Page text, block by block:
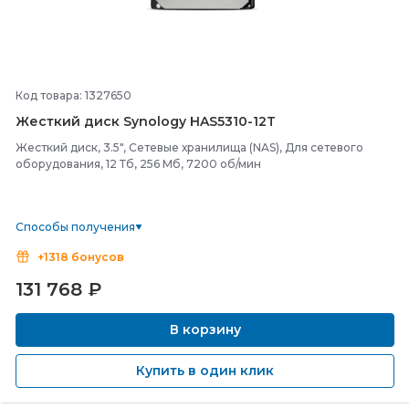
Код товара: 1327650
Жесткий диск Synology HAS5310-12T
Жесткий диск, 3.5", Сетевые хранилища (NAS), Для сетевого
оборудования, 12 Тб, 256 Мб, 7200 об/мин
Способы получения
+1318 бонусов
131 768 ₽
В корзину
Купить в один клик